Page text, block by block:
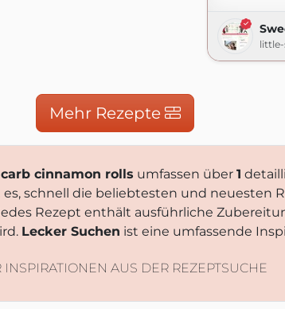
Mehr Rezepte
cinnamon rolls umfassen über 1
schnell die beliebtesten und neuesten
Rezept enthält ausführliche
Lecker Suchen ist eine umfassende
INSPIRATIONEN AUS DER REZEPTSUCHE